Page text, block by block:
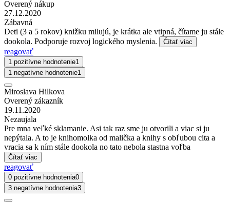
Overený nákup
27.12.2020
Zábavná
Deti (3 a 5 rokov) knižku milujú, je krátka ale vtipná, čítame ju stále
dookola. Podporuje rozvoj logického myslenia.
Čítať viac
reagovať
1 pozitívne hodnotenie1
1 negatívne hodnotenie1
Miroslava Hilkova
Overený zákazník
19.11.2020
Nezaujala
Pre mna veľké sklamanie. Asi tak raz sme ju otvorili a viac si ju
nepýtala. A to je knihomolka od malička a knihy s obľubou cita a
vracia sa k ním stále dookola no tato nebola stastna voľba
Čítať viac
reagovať
0 pozitívne hodnotenia0
3 negatívne hodnotenia3